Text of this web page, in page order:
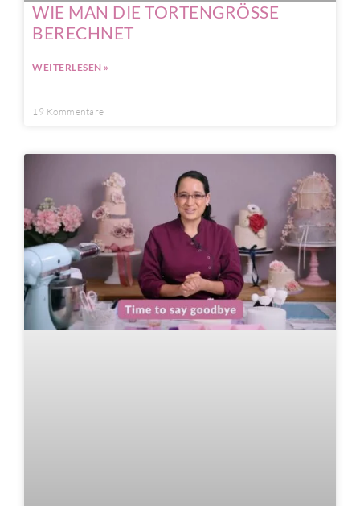
WIE MAN DIE TORTENGRÖSSE
BERECHNET
WEITERLESEN »
19 Kommentare